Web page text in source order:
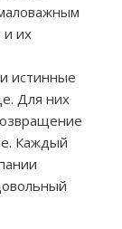
и их
истинные
Для них
Каждый